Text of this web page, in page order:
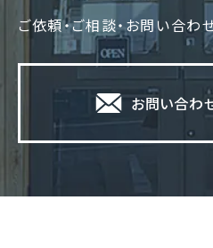
ご依頼・ご相談・お問い合わ
お問い合わ